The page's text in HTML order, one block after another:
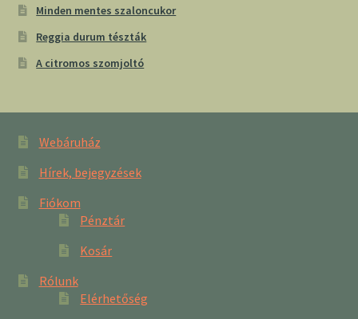
Minden mentes szaloncukor
Reggia durum tészták
A citromos szomjoltó
Webáruház
Hírek, bejegyzések
Fiókom
Pénztár
Kosár
Rólunk
Elérhetőség